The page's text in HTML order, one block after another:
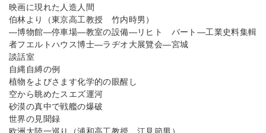
映画に現れた人造人間
伯林より（東京高工教授 竹内時男）
―博物館―停車場―教室の設備―リヒト バート―工業史料集輯
者フエルトハウス博士―ラヂオ大展覽会―宮城
談話室
自縄自縛の例
植物をよびさます化学的の眼醒し
空から眺めたスエズ運河
砂漠の真中で戦艦の爆破
世界の見聞録